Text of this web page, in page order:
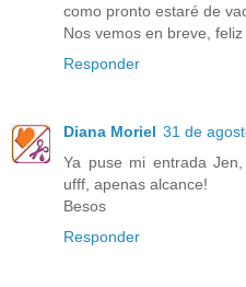
como pronto estaré de
Nos vemos en breve,
Responder
Diana Moriel 31 de
Ya puse mi entrada
ufff, apenas alcance!
Besos
Responder